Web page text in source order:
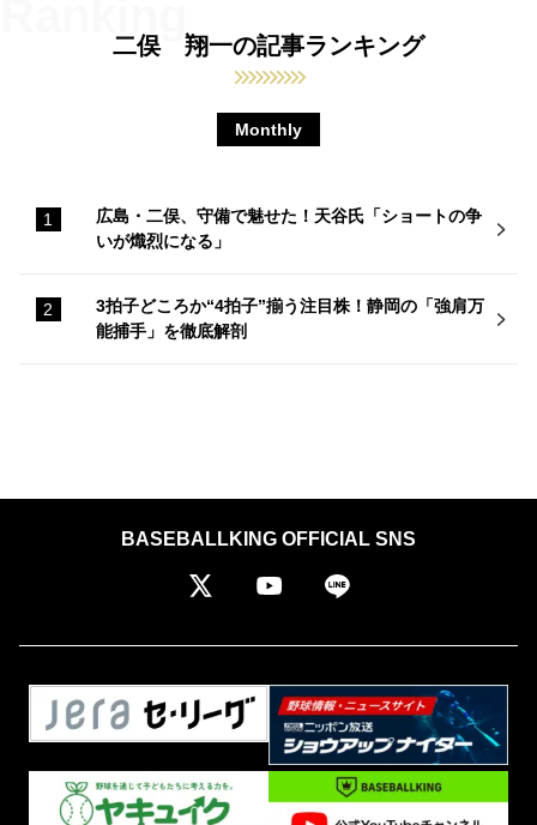
二俣 翔一の記事ランキング
Monthly
広島・二俣、守備で魅せた！天谷氏「ショートの争
いが熾烈になる」
3拍子どころか“4拍子”揃う注目株！静岡の「強肩万
能捕手」を徹底解剖
BASEBALLKING OFFICIAL SNS